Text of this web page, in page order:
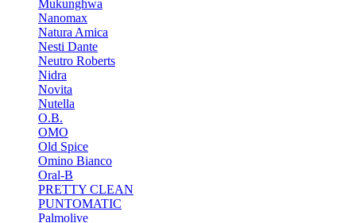
Mukunghwa
Nanomax
Natura Amica
Nesti Dante
Neutro Roberts
Nidra
Novita
Nutella
O.B.
OMO
Old Spice
Omino Bianco
Oral-B
PRETTY CLEAN
PUNTOMATIC
Palmolive